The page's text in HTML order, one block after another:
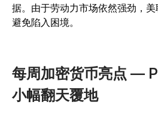
据。由于劳动力市场依然强劲，美
避免陷入困境。
每周加密货币亮点 —
小幅翻天覆地